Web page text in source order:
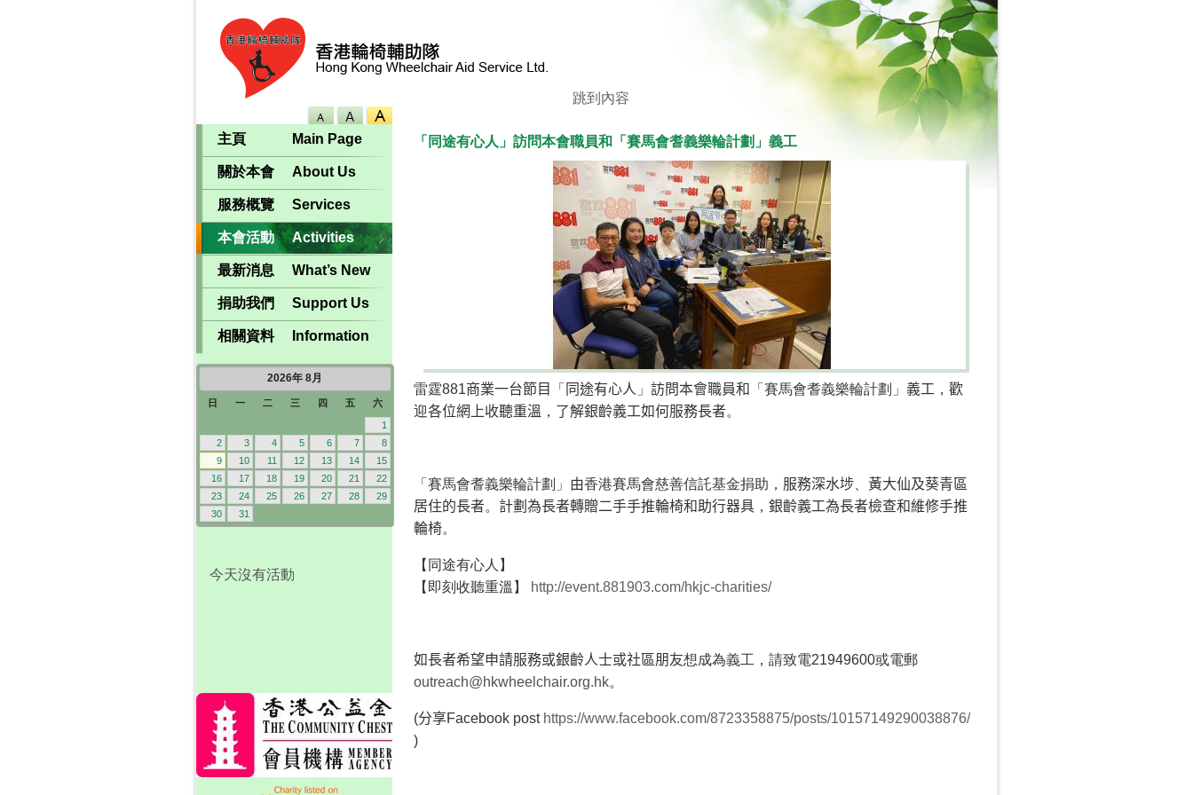
跳到內容
主頁 Main Page
關於本會 About Us
服務概覽 Services
本會活動 Activities
最新消息 What’s New
捐助我們 Support Us
相關資料 Information
2026年 8月
日 一 二 三 四 五 六
1
2
3 4 5 6 7
8
9
10 11 12 13 14
15
16
17 18 19 20 21
22
23
24 25 26 27 28
29
30
31
今天沒有活動
「同途有心人」訪問本會職員和「賽馬會耆義樂輪計劃」義工
雷霆881商業一台節目 「 同途有心人 」 訪問本會職員和 「賽馬會耆義樂輪計劃 」 義工 ， 歡
迎各位網上收聽重溫 ， 了解銀齡義工如何服務長者。
「賽馬會耆義樂輪計劃 」 由香港賽馬會慈善信託基金捐助， 服務深水埗、 黃大仙及葵青區
居住的長者。 計劃為長者轉贈二手手推輪椅和助行器具， 銀齡義工為長者檢查和維修手推
輪椅。
【同途有心人】
【即刻收聽重溫】
http://event.881903.com/hkjc-charities/
如長者希望申請服務或銀齡人士或社區朋友想成為義工，請致電21949600或電郵
outreach@hkwheelchair.org.hk。
(分享Facebook post https://www.facebook.com/8723358875/posts/10157149290038876/
)